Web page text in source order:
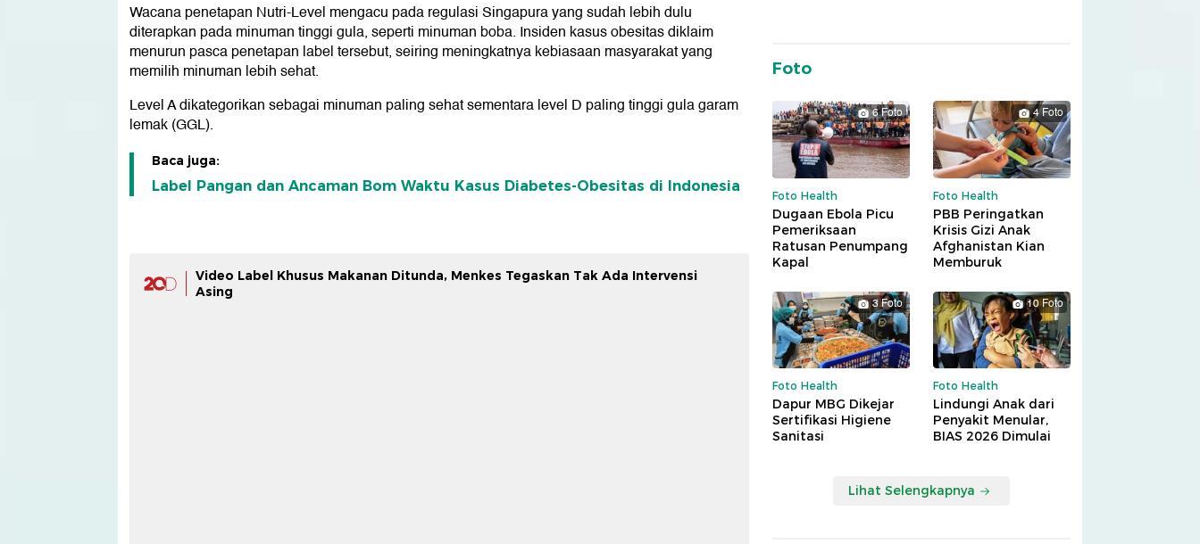
Wacana penetapan Nutri-Level mengacu pada regulasi Singapura yang sudah lebih dulu
diterapkan pada minuman tinggi gula, seperti minuman boba. Insiden kasus obesitas diklaim
menurun pasca penetapan label tersebut, seiring meningkatnya kebiasaan masyarakat yang
memilih minuman lebih sehat.
Level A dikategorikan sebagai minuman paling sehat sementara level D paling tinggi gula garam
lemak (GGL).
Baca juga:
Label Pangan dan Ancaman Bom Waktu Kasus Diabetes-Obesitas di Indonesia
Video Label Khusus Makanan Ditunda, Menkes Tegaskan Tak Ada Intervensi
Asing
Foto
6 Foto
Foto Health
Dugaan Ebola Picu
Pemeriksaan
Ratusan Penumpang
Kapal
4 Foto
Foto Health
PBB Peringatkan
Krisis Gizi Anak
Afghanistan Kian
Memburuk
3 Foto
Foto Health
Dapur MBG Dikejar
Sertifikasi Higiene
Sanitasi
10 Foto
Foto Health
Lindungi Anak dari
Penyakit Menular,
BIAS 2026 Dimulai
Lihat Selengkapnya